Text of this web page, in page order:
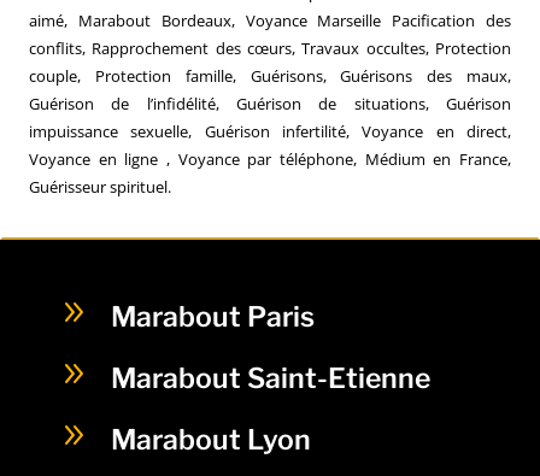
aimé, Marabout Bordeaux, Voyance Marseille Pacification des
conflits, Rapprochement des cœurs, Travaux occultes, Protection
couple, Protection famille, Guérisons, Guérisons des maux,
Guérison de l’infidélité, Guérison de situations, Guérison
impuissance sexuelle, Guérison infertilité, Voyance en direct,
Voyance en ligne , Voyance par téléphone, Médium en France,
Guérisseur spirituel.
9 Marabout Paris
9 Marabout Saint-Etienne
9 Marabout Lyon